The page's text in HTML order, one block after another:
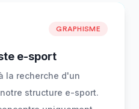
GRAPHISME
e-sport
la recherche d'un
structure e-sport.